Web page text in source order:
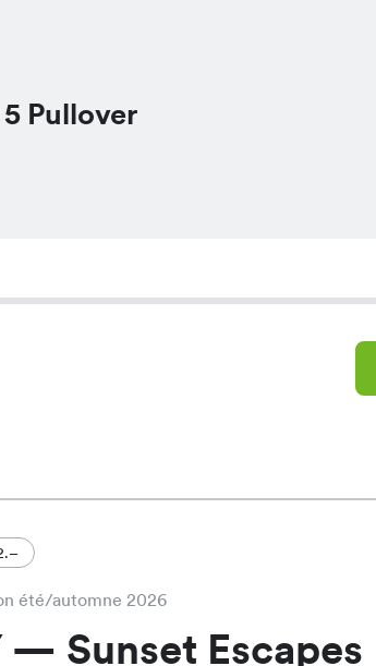
Pullover
été/automne 2026
— Sunset Escapes